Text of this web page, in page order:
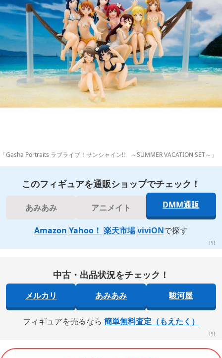
「Gasha Portraits ラブライブ！サンシャイン!! ～SUMMER VACATION SET～」
このフィギュアを通販ショップでチェック！
あみあみ アニメイト DMM通販
Amazon Yahoo！ 楽天市場 viviONで探す
中古・出品状況をチェック！
メルカリ あみあみ 駿河屋
フィギュアを売るなら 簡単無料査定（もえたく）